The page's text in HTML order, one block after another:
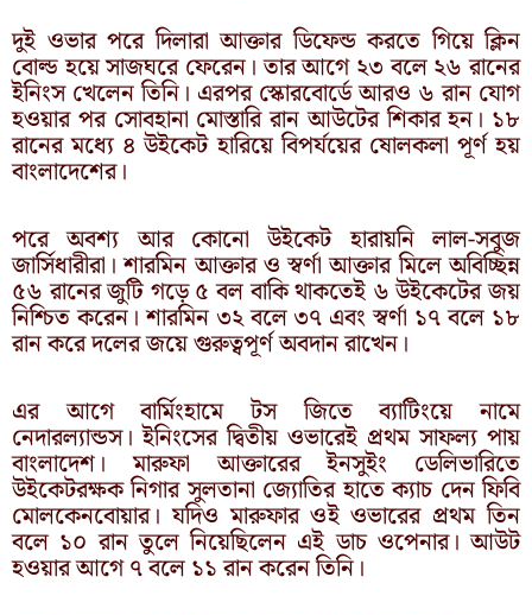
দুই ওভার পরে দিলারা আক্তার ডিফেন্ড করতে গিয়ে ক্লিন
বোল্ড হয়ে সাজঘরে ফেরেন। তার আগে ২৩ বলে ২৬ রানের
ইনিংস খেলেন তিনি। এরপর স্কোরবোর্ডে আরও ৬ রান যোগ
হওয়ার পর সোবহানা মোস্তারি রান আউটের শিকার হন। ১৮
রানের মধ্যে ৪ উইকেট হারিয়ে বিপর্যয়ের ষোলকলা পূর্ণ হয়
বাংলাদেশের।
পরে অবশ্য আর কোনো উইকেট হারায়নি লাল-সবুজ
জার্সিধারীরা। শারমিন আক্তার ও স্বর্ণা আক্তার মিলে অবিচ্ছিন্ন
৫৬ রানের জুটি গড়ে ৫ বল বাকি থাকতেই ৬ উইকেটের জয়
নিশ্চিত করেন। শারমিন ৩২ বলে ৩৭ এবং স্বর্ণা ১৭ বলে ১৮
রান করে দলের জয়ে গুরুত্বপূর্ণ অবদান রাখেন।
এর আগে বার্মিংহামে টস জিতে ব্যাটিংয়ে নামে
নেদারল্যান্ডস। ইনিংসের দ্বিতীয় ওভারেই প্রথম সাফল্য পায়
বাংলাদেশ। মারুফা আক্তারের ইনসুইং ডেলিভারিতে
উইকেটরক্ষক নিগার সুলতানা জ্যোতির হাতে ক্যাচ দেন ফিবি
মোলকেনবোয়ার। যদিও মারুফার ওই ওভারের প্রথম তিন
বলে ১০ রান তুলে নিয়েছিলেন এই ডাচ ওপেনার। আউট
হওয়ার আগে ৭ বলে ১১ রান করেন তিনি।